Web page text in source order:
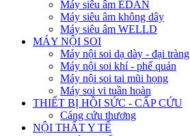
Máy siêu âm EDAN
Máy siêu âm không dây
Máy siêu âm WELLD
MÁY NỘI SOI
Máy nội soi dạ dày - đại tràng
Máy nội soi khí - phế quản
Máy nội soi tai mũi họng
Máy soi vi tuần hoàn
THIẾT BỊ HỒI SỨC - CẤP CỨU
Cáng cứu thương
NỘI THẤT Y TẾ